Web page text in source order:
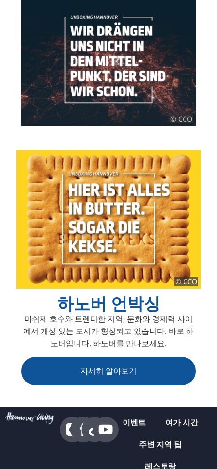
© CCO
© CCO
하노버 언박싱
마쉬제 호수와 트렌디한 지역, 문화와 경제력 사이
에서 개성 있는 도시가 형성되고 있습니다. 바로 하
노버입니다. 하노버를 만나보세요.
자세히 알아보기
이벤트 여가 시간
주변 지역 팁
레스토랑